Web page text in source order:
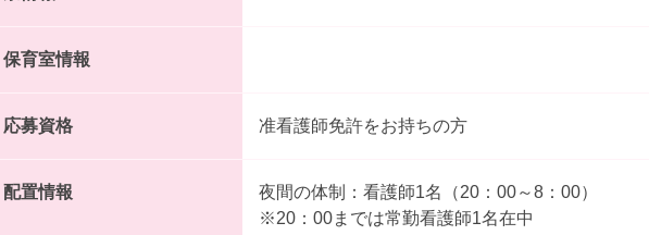
保育室情報
応募資格 准看護師免許をお持ちの方
配置情報
夜間の体制：看護師1名（20：00～8：00）
※20：00までは常勤看護師1名在中